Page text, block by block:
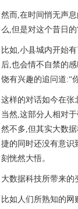
然而,在时间悄无声
么,但是对这个昔日
比如,小县城内开始
后,也会情不自禁的
饶有兴趣的追问道:“
这样的对话如今在张
当然,这部分人相对
然不多,但其实大数
捷的同时还没有意识
刻恍然大悟。
大数据科技所带来的
比如人们所熟知的